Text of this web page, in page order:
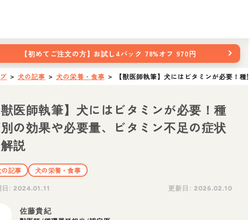
【初めてご注文の方】 お試し4パック 78%オフ 970円 ›
＞ 犬の記事 ＞ 犬の栄養・食事 ＞ 【獣医師執筆】犬にはビタミンが必要！
医師執筆】犬にはビタミンが必要！種
の効果や必要量、ビタミン不足の症状
説
の記事
犬の栄養・食事
日:2024.01.11 更新日: 2026.02.10
佐藤貴紀